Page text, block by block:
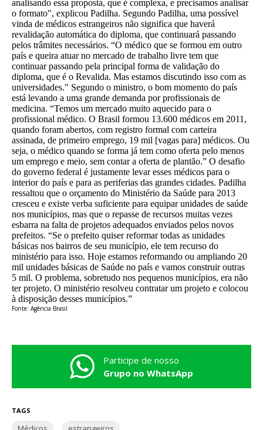
analisando essa proposta, que é complexa, e precisamos analisar
o formato", explicou Padilha. Segundo Padilha, uma possível
vinda de médicos estrangeiros não significa que haverá
revalidação automática do diploma, que continuará passando
pelos trâmites necessários. “O médico que se formou em outro
país e queira atuar no mercado de trabalho livre tem que
continuar passando pela principal forma de validação do
diploma, que é o Revalida. Mas estamos discutindo isso com as
universidades." Segundo o ministro, o bom momento do país
está levando a uma grande demanda por profissionais de
medicina. “Temos um mercado muito aquecido para o
profissional médico. O Brasil formou 13.600 médicos em 2011,
quando foram abertos, com registro formal com carteira
assinada, de primeiro emprego, 19 mil [vagas para] médicos. Ou
seja, o médico quando se forma já tem como oferta pelo menos
um emprego e meio, sem contar a oferta de plantão.” O desafio
do governo federal é justamente levar esses médicos para o
interior do país e para as periferias das grandes cidades. Padilha
ressaltou que o orçamento do Ministério da Saúde para 2013
cresceu e existe verba suficiente para equipar unidades de saúde
nos municípios, mas que o repasse de recursos muitas vezes
esbarra na falta de projetos adequados enviados pelos novos
prefeitos. “Se o prefeito quiser reformar todas as unidades
básicas nos bairros de seu município, ele tem recurso do
ministério para isso. Hoje estamos reformando ou ampliando 20
mil unidades básicas de Saúde no país e vamos construir outras
5 mil. O problema, sobretudo nos pequenos municípios, era não
ter projeto. O ministério resolveu contratar um projeto e colocou
à disposição desses municípios.”
Fonte: Agência Brasil
Participe de nosso
Grupo no WhatsApp
TAGS